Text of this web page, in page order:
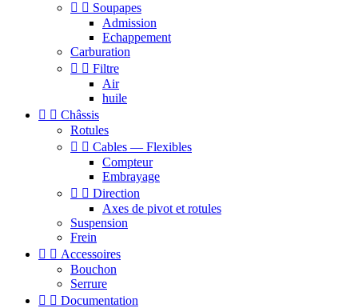
  Soupapes
Admission
Echappement
Carburation
  Filtre
Air
huile
  Châssis
Rotules
  Cables — Flexibles
Compteur
Embrayage
  Direction
Axes de pivot et rotules
Suspension
Frein
  Accessoires
Bouchon
Serrure
  Documentation